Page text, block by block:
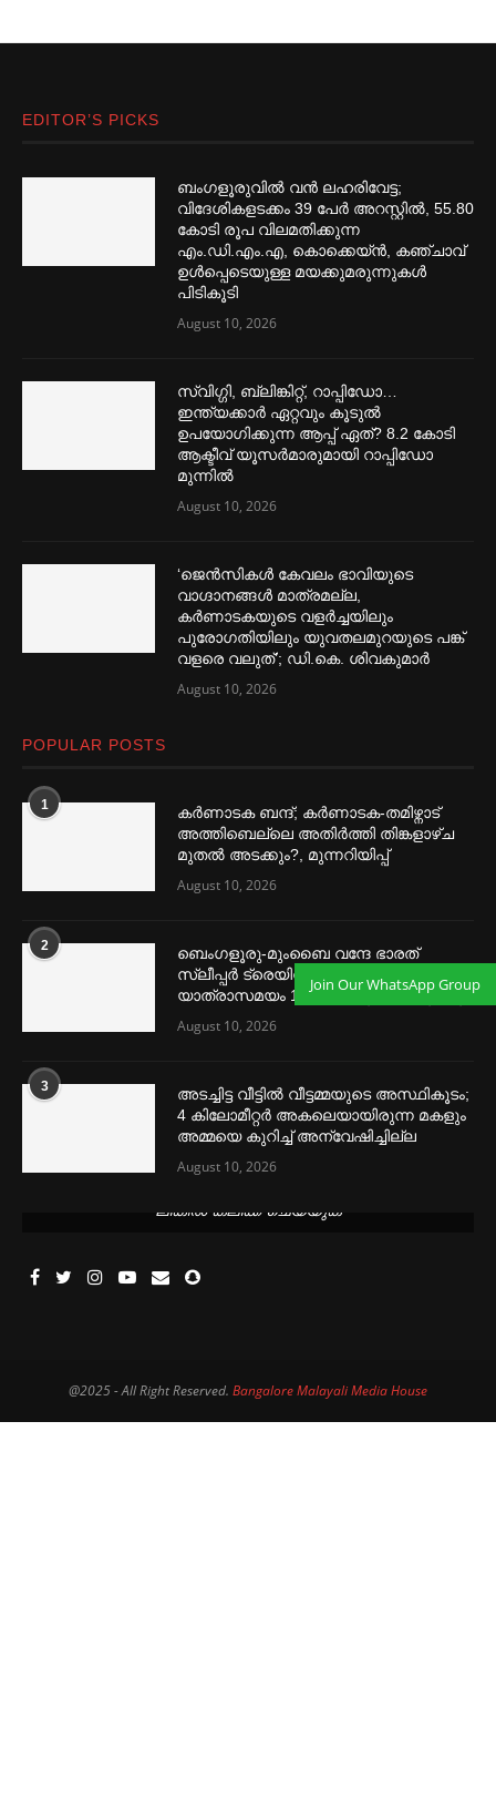
EDITOR’S PICKS
ബംഗളൂരുവില്‍ വൻ ലഹരിവേട്ട;
വിദേശികളടക്കം 39 പേര്‍ അറസ്റ്റില്‍, 55.80
കോടി രൂപ വിലമതിക്കുന്ന
എം.ഡി.എം.എ, കൊക്കെയ്ൻ, കഞ്ചാവ്
ഉള്‍പ്പെടെയുള്ള മയക്കുമരുന്നുകള്‍
പിടികൂടി
August 10, 2026
സ്വിഗ്ഗി, ബ്ലിങ്കിറ്റ്, റാപ്പിഡോ…
ഇന്ത്യക്കാര്‍ ഏറ്റവും കൂടുല്‍
ഉപയോഗിക്കുന്ന ആപ്പ് ഏത്? 8.2 കോടി
ആക്ടീവ് യൂസര്‍മാരുമായി റാപ്പിഡോ
മുന്നില്‍
August 10, 2026
‘ജെൻസികള്‍ കേവലം ഭാവിയുടെ
വാഗ്ദാനങ്ങള്‍ മാത്രമല്ല,
കര്‍ണാടകയുടെ വളര്‍ച്ചയിലും
പുരോഗതിയിലും യുവതലമുറയുടെ പങ്ക്
വളരെ വലുത്’; ഡി.കെ. ശിവകുമാര്‍
August 10, 2026
POPULAR POSTS
1
കര്‍ണാടക ബന്ദ്; കര്‍ണാടക-തമിഴ്നാട്
അത്തിബെല്ലെ അതിര്‍ത്തി തിങ്കളാഴ്ച
മുതല്‍ അടക്കും?, മുന്നറിയിപ്പ്
August 10, 2026
2
ബെംഗളൂരു-മുംബൈ വന്ദേ ഭാരത്
സ്ലീപ്പര്‍ ട്രെയിൻ; പരീക്ഷണ ഓട്ടം ഉടൻ,
യാത്രാസമയം 16 മണിക്കൂറായി കുറയും
August 10, 2026
3
അടച്ചിട്ട വീട്ടില്‍ വീട്ടമ്മയുടെ അസ്ഥികൂടം;
4 കിലോമീറ്റര്‍ അകലെയായിരുന്ന മകളും
അമ്മയെ കുറിച്ച്‌ അന്വേഷിച്ചില്ല
August 10, 2026
ലിങ്കിൽ ക്ലിക്ക് ചെയ്യുക
@2025 - All Right Reserved. Bangalore Malayali Media House
Join Our WhatsApp Group